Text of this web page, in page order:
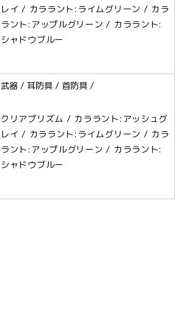
レイ / カララント:ライムグリーン / カラ
ラント:アップルグリーン / カララント:
シャドウブルー
武器 / 耳防具 / 首防具 /
クリアプリズム / カララント:アッシュグ
レイ / カララント:ライムグリーン / カラ
ラント:アップルグリーン / カララント:
シャドウブルー